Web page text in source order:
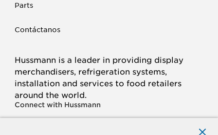
Parts
Contáctanos
Hussmann is a leader in providing display
merchandisers, refrigeration systems,
installation and services to food retailers
around the world.
Connect with Hussmann